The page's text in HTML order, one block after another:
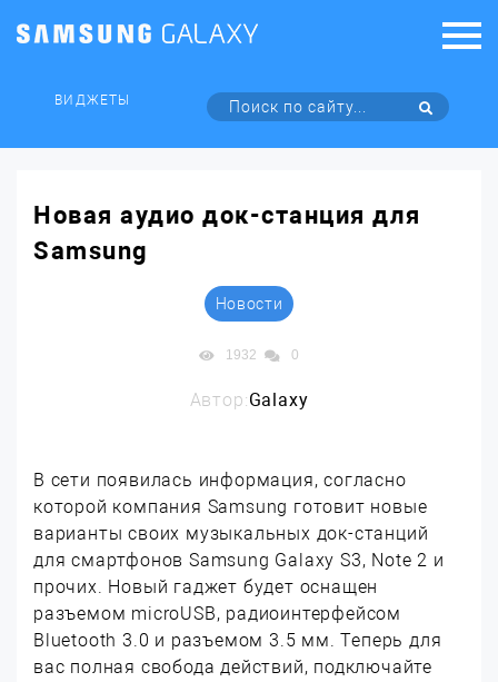
ВИДЖЕТЫ
Новая аудио док-станция для
Samsung
Новости
1932 0
Автор:Galaxy
В сети появилась информация, согласно
которой компания Samsung готовит новые
варианты своих музыкальных док-станций
для смартфонов Samsung Galaxy S3, Note 2 и
прочих. Новый гаджет будет оснащен
разъемом microUSB, радиоинтерфейсом
Bluetooth 3.0 и разъемом 3.5 мм. Теперь для
вас полная свобода действий, подключайте